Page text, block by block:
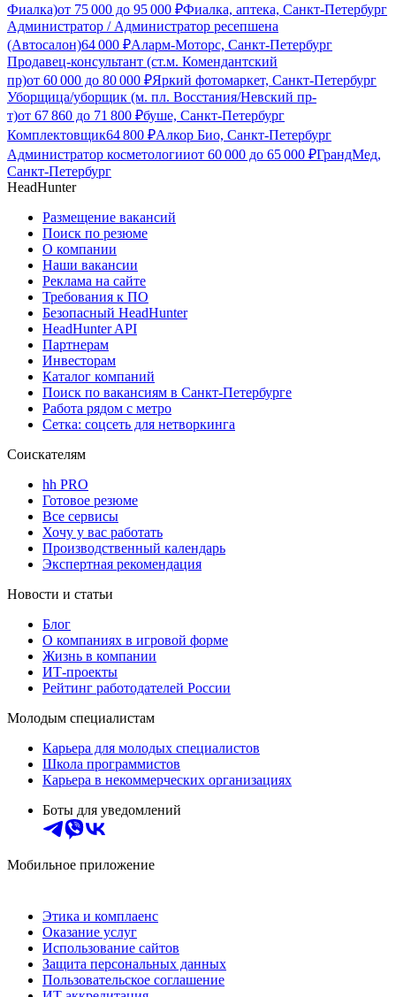
Фиалка)от 75 000 до 95 000 ₽Фиалка, аптека, Санкт-Петербург
Администратор / Администратор ресепшена
(Автосалон)64 000 ₽Аларм-Моторс, Санкт-Петербург
Продавец-консультант (ст.м. Комендантский
пр)от 60 000 до 80 000 ₽Яркий фотомаркет, Санкт-Петербург
Уборщица/уборщик (м. пл. Восстания/Невский пр-
т)от 67 860 до 71 800 ₽буше, Санкт-Петербург
Комплектовщик64 800 ₽Алкор Био, Санкт-Петербург
Администратор косметологииот 60 000 до 65 000 ₽ГрандМед,
Санкт-Петербург
HeadHunter
Размещение вакансий
Поиск по резюме
О компании
Наши вакансии
Реклама на сайте
Требования к ПО
Безопасный HeadHunter
HeadHunter API
Партнерам
Инвесторам
Каталог компаний
Поиск по вакансиям в Санкт-Петербурге
Работа рядом с метро
Сетка: соцсеть для нетворкинга
Соискателям
hh PRO
Готовое резюме
Все сервисы
Хочу у вас работать
Производственный календарь
Экспертная рекомендация
Новости и статьи
Блог
О компаниях в игровой форме
Жизнь в компании
ИТ-проекты
Рейтинг работодателей России
Молодым специалистам
Карьера для молодых специалистов
Школа программистов
Карьера в некоммерческих организациях
Боты для уведомлений
Мобильное приложение
Этика и комплаенс
Оказание услуг
Использование сайтов
Защита персональных данных
Пользовательское соглашение